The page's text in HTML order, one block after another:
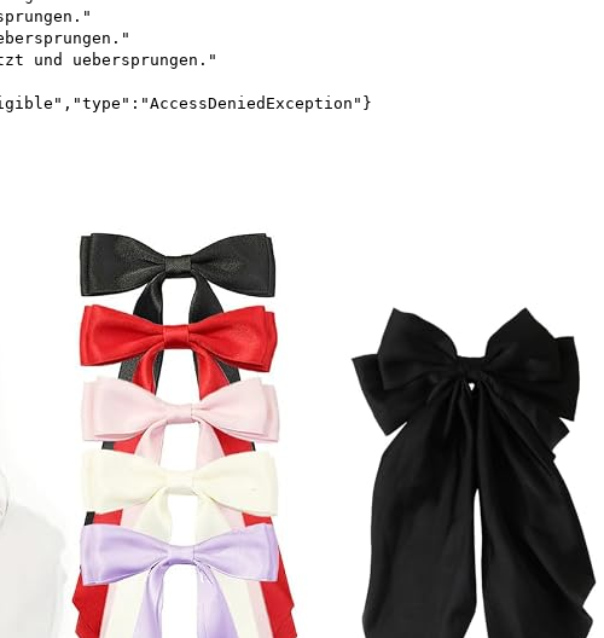
und uebersprungen."